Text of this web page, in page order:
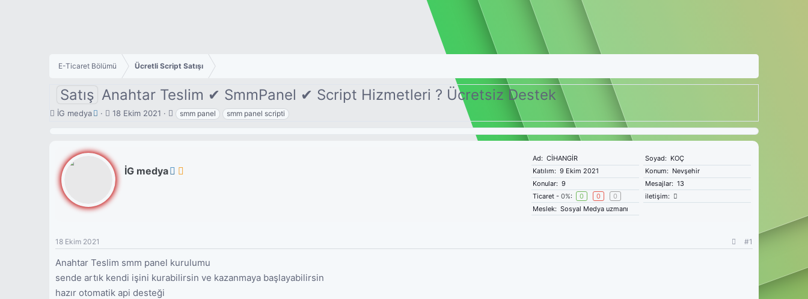
E-Ticaret Bölümü Ücretli Script Satışı
Satış Anahtar Teslim ✔ SmmPanel ✔ Script Hizmetleri ? Ücretsiz Destek
K
u
a
a
İG medya
B
n
g
ı
ç
i
18 Ekim 2021
Esmm panel smm panel scripti
İG medya
Ad CİHANGİR Soyad
KOÇ
Katılım
9 Ekim 2021 Konum
Nevşehir
Konular
9 Mesajlar
13
Ticaret -0% 0 0 0
iletişim
Meslek
Sosyal Medya uzmanı
18 Ekim 2021 #1
Anahtar Teslim smm panel kurulumu
sende artık kendi işini kurabilirsin ve kazanmaya başlayabilirsin
hazır otomatik api desteği